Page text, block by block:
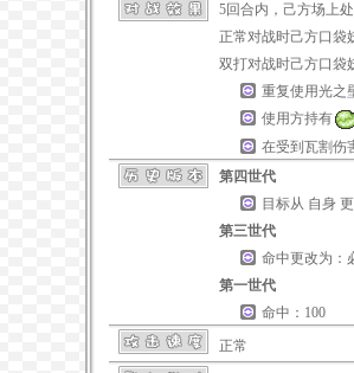
5回合内，己方场上
正常对战时己方口袋
双打对战时己方口袋
重复使用光之
使用方持有
在受到 瓦割伤
第四世代
目标从 自身
第三世代
命中更改为：
第一世代
命中：100
正常